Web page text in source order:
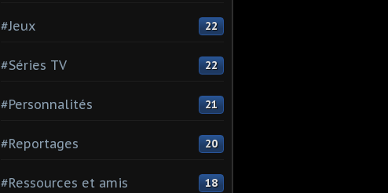
#Jeux 22
#Séries TV 22
#Personnalités 21
#Reportages 20
#Ressources et amis 18